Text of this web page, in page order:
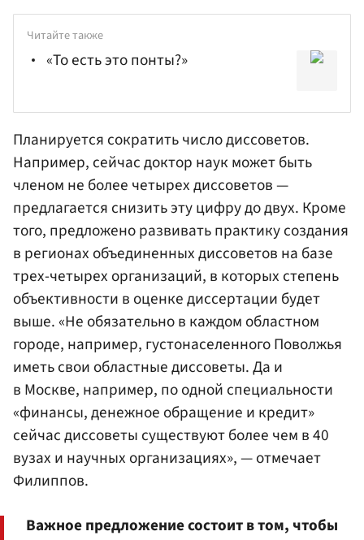
Читайте также
«То есть это понты?»
Планируется сократить число диссоветов.
Например, сейчас доктор наук может быть
членом не более четырех диссоветов —
предлагается снизить эту цифру до двух. Кроме
того, предложено развивать практику создания
в регионах объединенных диссоветов на базе
трех-четырех организаций, в которых степень
объективности в оценке диссертации будет
выше. «Не обязательно в каждом областном
городе, например, густонаселенного Поволжья
иметь свои областные диссоветы. Да и
в Москве, например, по одной специальности
«финансы, денежное обращение и кредит»
сейчас диссоветы существуют более чем в 40
вузах и научных организациях», — отмечает
Филиппов.
Важное предложение состоит в том, чтобы